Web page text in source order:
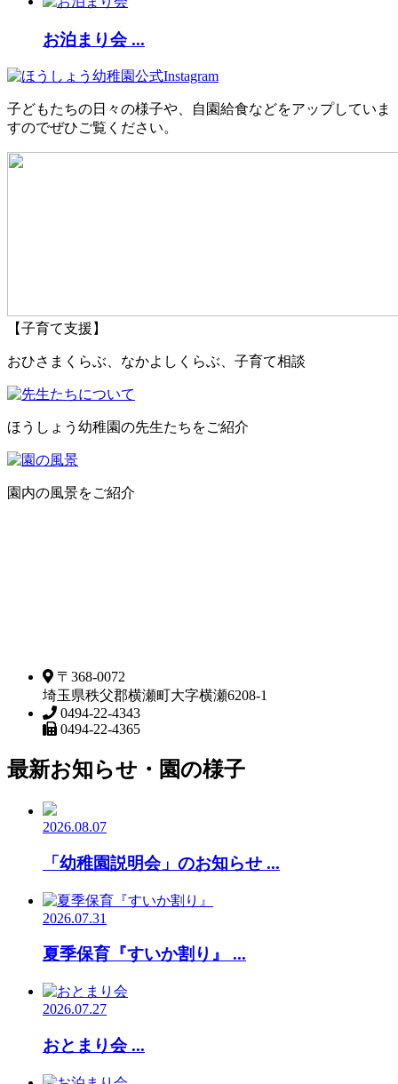
お泊まり会 ...
子どもたちの日々の様子や、自園給食などをアップしていま
すのでぜひご覧ください。
【子育て支援】
おひさまくらぶ、なかよしくらぶ、子育て相談
ほうしょう幼稚園の先生たちをご紹介
園内の風景をご紹介
〒368-0072
埼玉県秩父郡横瀬町大字横瀬6208-1
0494-22-4343
0494-22-4365
最新お知らせ・園の様子
2026.08.07
「幼稚園説明会」のお知らせ ...
2026.07.31
夏季保育『すいか割り』 ...
2026.07.27
おとまり会 ...